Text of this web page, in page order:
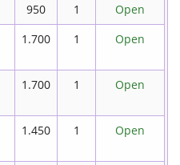
950 1
Open
1.700 1 Open
1.700 1 Open
1.450 1 Open